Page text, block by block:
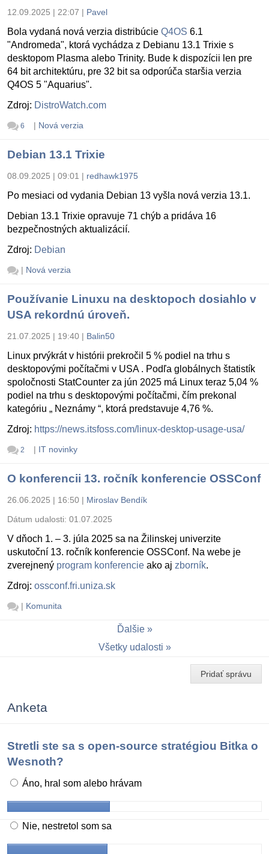
12.09.2025 | 22:07 | Pavel
Bola vydaná nová verzia distribúcie Q4OS 6.1
"Andromeda", ktorá vychádza z Debianu 13.1 Trixie s
desktopom Plasma alebo Trinity. Bude k dispozícii len pre
64 bit architektúru, pre 32 bit sa odporúča staršia verzia
Q4OS 5 "Aquarius".
Zdroj: DistroWatch.com
6 | Nová verzia
Debian 13.1 Trixie
08.09.2025 | 09:01 | redhawk1975
Po mesiaci od vydania Debian 13 vyšla nová verzia 13.1.
Debian 13.1 Trixie opravuje 71 chýb a pridáva 16
bezpečnostných aktualizácií.
Zdroj: Debian
| Nová verzia
Používanie Linuxu na desktopoch dosiahlo v
USA rekordnú úroveň.
21.07.2025 | 19:40 | Balin50
Linux prvýkrát v histórii prekročil 5 % podiel na trhu s
desktopovými počítačmi v USA . Podľa globálnych štatistík
spoločnosti StatCounter za jún 2025 má Linux teraz 5,04 %
podiel na trhu s desktopovými počítačmi, čím prekonal
kategóriu „ Neznámy “, ktorá predstavuje 4,76 %.
Zdroj: https://news.itsfoss.com/linux-desktop-usage-usa/
2 | IT novinky
O konferencii 13. ročník konferencie OSSConf
26.06.2025 | 16:50 | Miroslav Bendík
Dátum udalosti: 01.07.2025
V dňoch 1. – 3. júla 2025 sa na Žilinskej univerzite
uskutoční 13. ročník konferencie OSSConf. Na webe je
zverejnený program konferencie ako aj zborník.
Zdroj: ossconf.fri.uniza.sk
| Komunita
Ďalšie
Všetky udalosti
Pridať správu
Anketa
Stretli ste sa s open-source stratégiou Bitka o
Wesnoth?
Áno, hral som alebo hrávam
Nie, nestretol som sa